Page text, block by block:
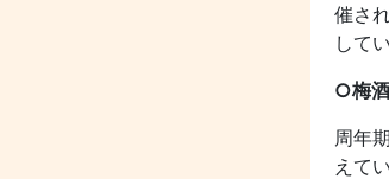
催さ
して
○梅
周年
えて